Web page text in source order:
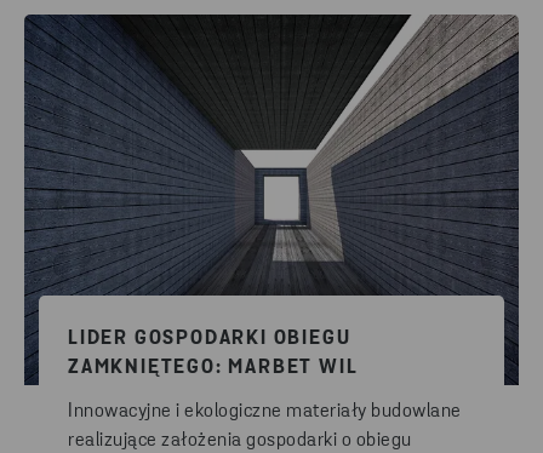
LIDER GOSPODARKI OBIEGU
ZAMKNIĘTEGO: MARBET WIL
Innowacyjne i ekologiczne materiały budowlane
realizujące założenia gospodarki o obiegu